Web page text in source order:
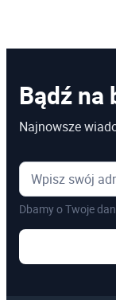
Bądź na
Najnowsze
Dbamy o Twoje